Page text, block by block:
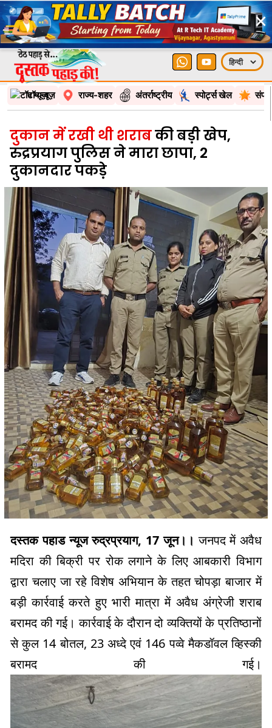
×
टॉप न्यूज़ राज्य-शहर अंतर्राष्ट्रीय स्पोर्ट्स खेल
दुकान में रखी थी शराबकी बड़ी खेप,
रुद्रप्रयाग पुलिस ने मारा छापा, 2
दुकानदार पकड़े
दस्तक पहाड न्यूज रुद्रप्रयाग, 17 जून।। जनपद में अवैध
मदिरा की बिक्री पर रोक लगाने के लिए आबकारी विभाग
द्वारा चलाए जा रहे विशेष अभियान के तहत चोपड़ा बाजार में
बड़ी कार्रवाई करते हुए भारी मात्रा में अवैध अंग्रेजी शराब
बरामद की गई। कार्रवाई के दौरान दो व्यक्तियों के प्रतिष्ठानों
से कुल 14 बोतल, 23 अध्दे एवं 146 पव्वे मैकडॉवल व्हिस्की
बरामद की गई।